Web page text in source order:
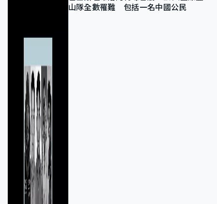
山隊全數罹難 包括一名中國公民